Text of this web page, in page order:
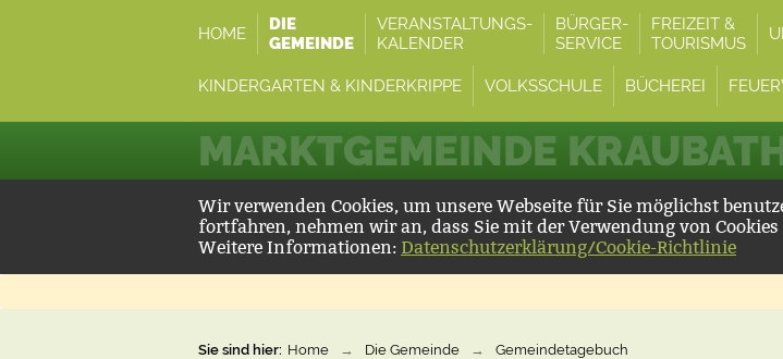
HOME
DIE
GEMEINDE
VERANSTALTUNGS-
KALENDER
BÜRGER-
SERVICE
FREIZEIT &
TOURISMUS
KINDERGARTEN & KINDERKRIPPE VOLKSSCHULE BÜCHEREI
MARKTGEMEINDE
Wir verwenden Cookies, um unsere Webseite für Sie möglichst
fortfahren, nehmen wir an, dass Sie mit der Verwendung von
Weitere Informationen: Datenschutzerklärung/Cookie-Richtlinie
Sie sind hier: Home → Die Gemeinde → Gemeindetagebuch